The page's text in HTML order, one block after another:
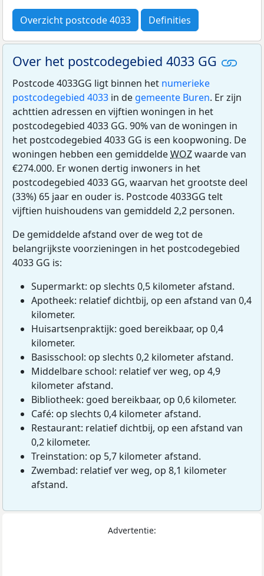
Overzicht postcode 4033 Definities
Over het postcodegebied 4033 GG
Postcode 4033GG ligt binnen het numerieke
postcodegebied 4033 in de gemeente Buren. Er zijn
achttien adressen en vijftien woningen in het
postcodegebied 4033 GG. 90% van de woningen in
het postcodegebied 4033 GG is een koopwoning. De
woningen hebben een gemiddeldeWOZwaarde van
€274.000. Er wonen dertig inwoners in het
postcodegebied 4033 GG, waarvan het grootste deel
(33%) 65 jaar en ouder is. Postcode 4033GG telt
vijftien huishoudens van gemiddeld 2,2 personen.
De gemiddelde afstand over de weg tot de
belangrijkste voorzieningen in het postcodegebied
4033 GG is:
Supermarkt: op slechts 0,5 kilometer afstand.
Apotheek: relatief dichtbij, op een afstand van 0,4
kilometer.
Huisartsenpraktijk: goed bereikbaar, op 0,4
kilometer.
Basisschool: op slechts 0,2 kilometer afstand.
Middelbare school: relatief ver weg, op 4,9
kilometer afstand.
Bibliotheek: goed bereikbaar, op 0,6 kilometer.
Café: op slechts 0,4 kilometer afstand.
Restaurant: relatief dichtbij, op een afstand van
0,2 kilometer.
Treinstation: op 5,7 kilometer afstand.
Zwembad: relatief ver weg, op 8,1 kilometer
afstand.
Advertentie: